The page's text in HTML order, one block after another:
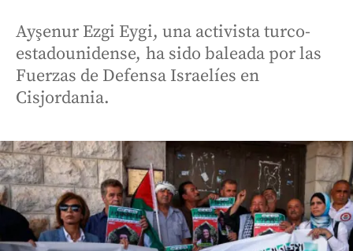
Ayşenur Ezgi Eygi, una activista turco-
estadounidense, ha sido baleada por las
Fuerzas de Defensa Israelíes en
Cisjordania.